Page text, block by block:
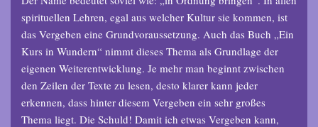
spirituellen Lehren, egal aus welcher Kultur sie kommen, ist
das Vergeben eine Grundvoraussetzung. Auch das Buch „Ein
Kurs in Wundern“ nimmt dieses Thema als Grundlage der
eigenen Weiterentwicklung. Je mehr man beginnt zwischen
den Zeilen der Texte zu lesen, desto klarer kann jeder
erkennen, dass hinter diesem Vergeben ein sehr großes
Thema liegt. Die Schuld! Damit ich etwas Vergeben kann,